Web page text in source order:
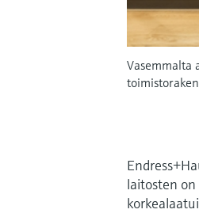
Vasemmalta
laitosten